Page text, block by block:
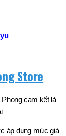
Store
cam kết là
áp dụng mức giá